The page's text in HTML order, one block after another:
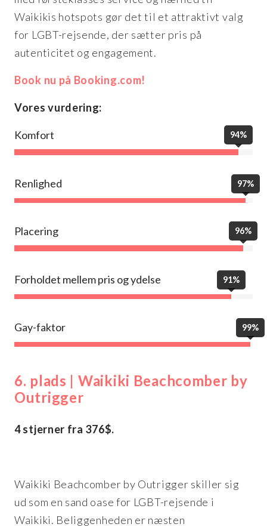
Waikikis hotspots gør det til et attraktivt valg
for LGBT-rejsende, der sætter pris på
autenticitet og engagement.
Book nu på Booking.com!
Vores vurdering:
Komfort 94%
Renlighed 97%
Placering 96%
Forholdet mellem pris og ydelse 91%
Gay-faktor 99%
6. plads | Waikiki Beachcomber by
Outrigger
4 stjerner fra 376$.
Waikiki Beachcomber by Outrigger skiller sig
ud som en sand oase for LGBT-rejsende i
Waikiki. Beliggenheden er næsten